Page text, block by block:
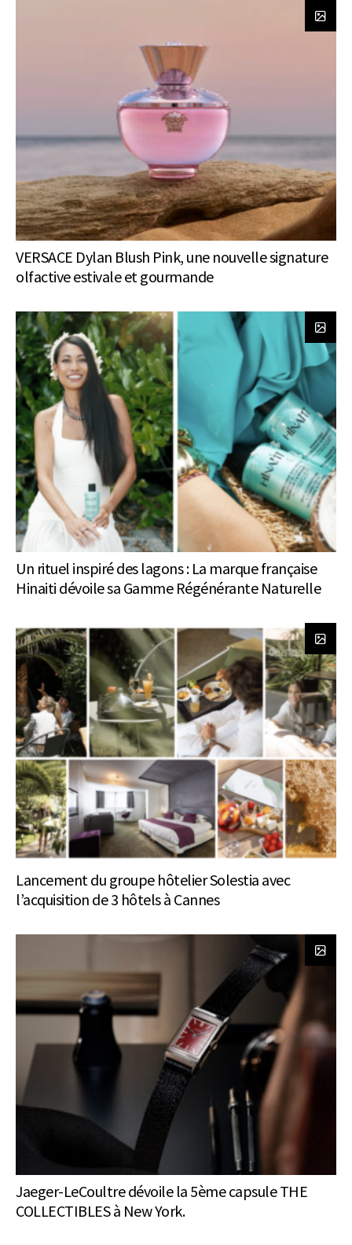
VERSACE Dylan Blush Pink, une nouvelle signature
olfactive estivale et gourmande
Un rituel inspiré des lagons : La marque française
Hinaiti dévoile sa Gamme Régénérante Naturelle
Lancement du groupe hôtelier Solestia avec
l’acquisition de 3 hôtels à Cannes
Jaeger-LeCoultre dévoile la 5ème capsule THE
COLLECTIBLES à New York.